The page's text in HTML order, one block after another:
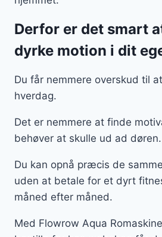
Derfor er det smart
dyrke motion i dit
Du får nemmere overskud til
hverdag.
Det er nemmere at finde
behøver at skulle ud ad døren.
Du kan opnå præcis de
uden at betale for et dyrt
måned efter måned.
Med Flowrow Aqua